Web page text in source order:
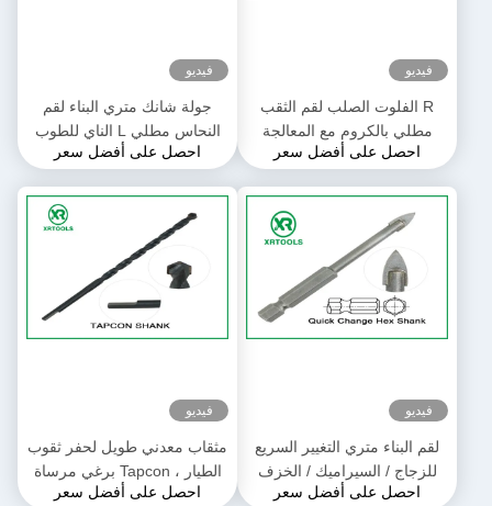
فيديو
R الفلوت الصلب لقم الثقب
مطلي بالكروم مع المعالجة
الحرارية عرقوب مرنة
احصل على أفضل سعر
فيديو
جولة شانك متري البناء لقم
النحاس مطلي L الناي للطوب
ملموسة
احصل على أفضل سعر
فيديو
لقم البناء متري التغيير السريع
للزجاج / السيراميك / الخزف
احصل على أفضل سعر
فيديو
مثقاب معدني طويل لحفر ثقوب
الطيار ، Tapcon برغي مرساة
مثقاب الأسمنت
احصل على أفضل سعر